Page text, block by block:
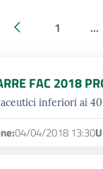
Precedenti 30
1 ...
FAC 2018
inferiori ai
04/04/2018 13:30